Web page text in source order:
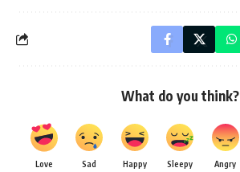
What do you think?
Love Sad Happy Sleepy Angry